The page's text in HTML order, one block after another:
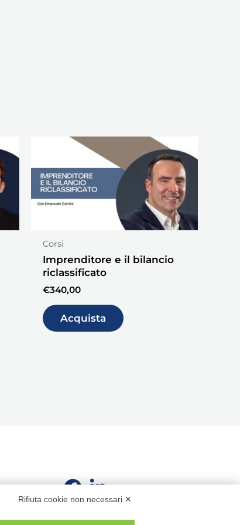
Corsi
Imprenditore e il bilancio
riclassificato
€340,00
Acquista
Rifiuta cookie non necessari ✕